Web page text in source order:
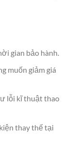
gian bảo hành.
muốn giảm giá
lỗi kĩ thuật thao
thay thế tại